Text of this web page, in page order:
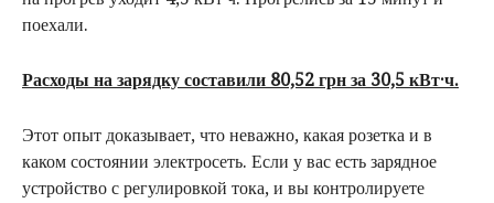
поехали.
Расходы на зарядку составили 80,52 грн за 30,5 кВт·ч.
Этот опыт доказывает, что неважно, какая розетка и в
каком состоянии электросеть. Если у вас есть зарядное
устройство с регулировкой тока, и вы контролируете